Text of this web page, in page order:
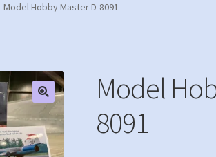
Model Hobby Master D-8091
Model
8091